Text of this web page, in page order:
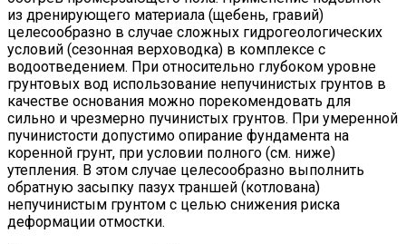
из дренирующего материала (щебень, гравий)
целесообразно в случае сложных гидрогеологических
условий (сезонная верховодка) в комплексе с
водоотведением. При относительно глубоком уровне
грунтовых вод использование непучинистых грунтов в
качестве основания можно порекомендовать для
сильно и чрезмерно пучинистых грунтов. При умеренной
пучинистости допустимо опирание фундамента на
коренной грунт, при условии полного (см. ниже)
утепления. В этом случае целесообразно выполнить
обратную засыпку пазух траншей (котлована)
непучинистым грунтом с целью снижения риска
деформации отмостки.